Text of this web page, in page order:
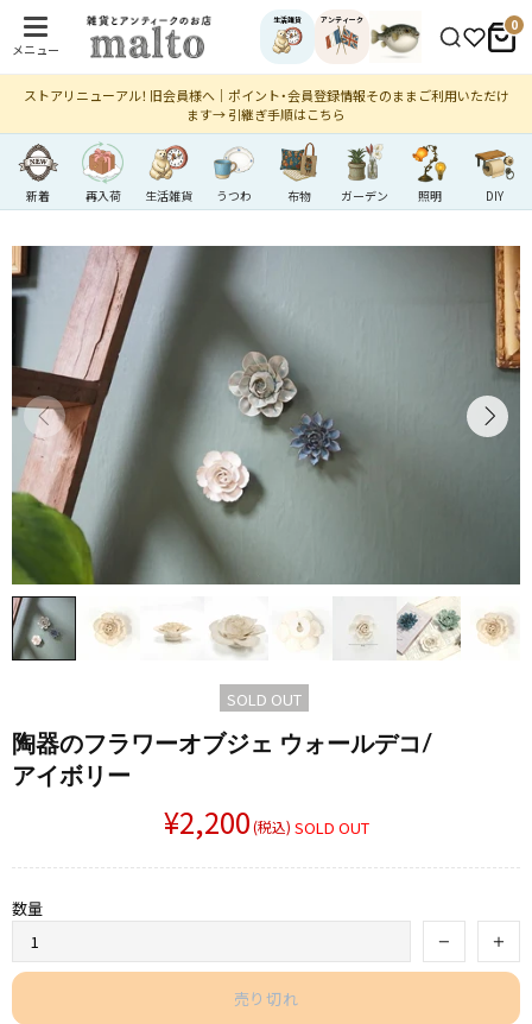
メニュー
生活雑貨 アンティーク 0
ストアリニューアル！ 旧会員様へ｜ポイント・会員登録情報そのままご利用いただけ
ます→ 引継ぎ手順はこちら
新着 再入荷 生活雑貨 うつわ 布物 ガーデン 照明 DIY
SOLD OUT
陶器の​フラワーオブジェ ウォールデコ/
アイボリー
¥2,200(税込) SOLD OUT
数量
売り切れ